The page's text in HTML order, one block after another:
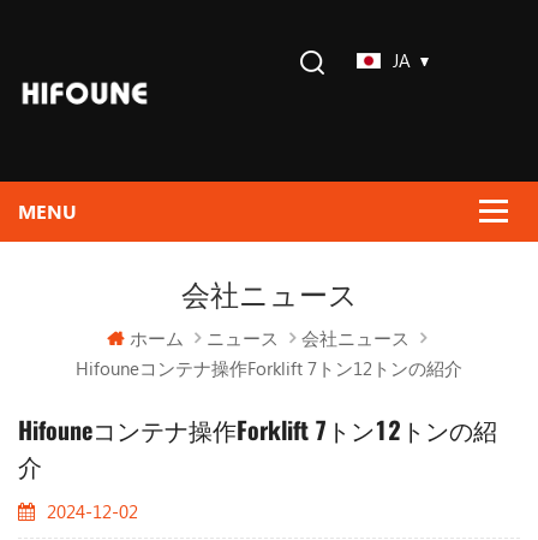
JA
会社ニュース
ホーム ニュース
会社ニュース
Hifouneコンテナ操作Forklift 7トン12トンの紹介
Hifouneコンテナ操作Forklift 7トン12トンの紹
介
2024-12-02